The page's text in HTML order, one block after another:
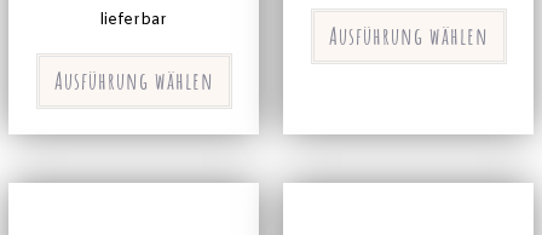
lieferbar
Ausführung wählen
Ausführung wählen